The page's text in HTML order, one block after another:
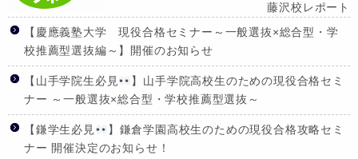
藤沢校レポート
【慶應義塾大学 現役合格セミナー～一般選抜×総合型・学
校推薦型選抜編～】開催のお知らせ
【山手学院生必見
】山手学院高校生のための現役合格セミ
ナー ～一般選抜×総合型・学校推薦型選抜～
【鎌学生必見
】鎌倉学園高校生のための現役合格攻略セミ
ナー 開催決定のお知らせ！